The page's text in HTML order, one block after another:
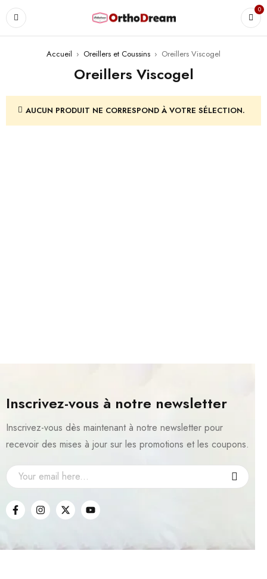
0
Accueil › Oreillers et Coussins › Oreillers Viscogel
Oreillers Viscogel
AUCUN PRODUIT NE CORRESPOND À VOTRE SÉLECTION.
Inscrivez-vous à notre newsletter
Inscrivez-vous dès maintenant à notre newsletter pour
recevoir des mises à jour sur les promotions et les coupons.